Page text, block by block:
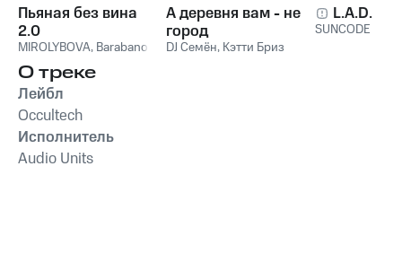
Пьяная без вина
2.0
MIROLYBOVA, Barabanov
А деревня вам - не
город
DJ Семён, Кэтти Бриз
L.A.D.
SUNCODE
О треке
Лейбл
Occultech
Исполнитель
Audio Units